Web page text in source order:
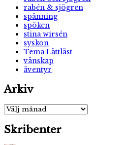
rabén & sjögren
spänning
spöken
stina wirsén
syskon
Tema Lättläst
vänskap
äventyr
Arkiv
Arkiv
Skribenter